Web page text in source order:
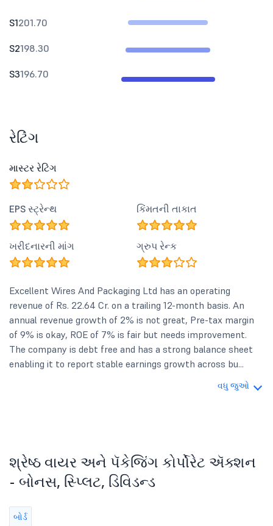
S1201.70
S2198.30
S3196.70
રેટિંગ
માસ્ટર રેટિંગ
EPS સ્ટ્રેન્થ કિંમતની તાકાત
ખરીદનારની માંગ ગ્રુપ રેન્ક
Excellent Wires And Packaging Ltd has an operating
revenue of Rs. 22.64 Cr. on a trailing 12-month basis. An
annual revenue growth of 2% is not great, Pre-tax margin
of 9% is okay, ROE of 7% is fair but needs improvement.
The company is debt free and has a strong balance sheet
enabling it to report stable earnings growth across bu...
વધુ જુઓ
શ્રેષ્ઠ વાયર અને પૅકેજિંગ કોર્પોરેટ ઍક્શન
- બોનસ, સ્પ્લિટ, ડિવિડન્ડ
બોર્ડ